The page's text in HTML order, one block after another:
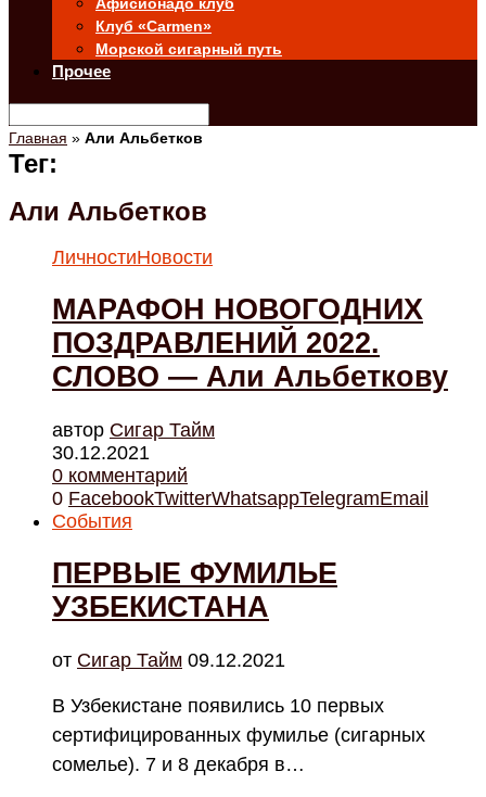
Клуб «Carmen»
Морской сигарный путь
Прочее
Главная » Али Альбетков
Тег:
Али Альбетков
ЛичностиНовости
МАРАФОН НОВОГОДНИХ
ПОЗДРАВЛЕНИЙ 2022.
СЛОВО — Али Альбеткову
автор Cигар Тайм
30.12.2021
0 комментарий
0 FacebookTwitterWhatsappTelegramEmail
События
ПЕРВЫЕ ФУМИЛЬЕ
УЗБЕКИСТАНА
от Cигар Тайм 09.12.2021
В Узбекистане появились 10 первых
сертифицированных фумилье (сигарных
сомелье). 7 и 8 декабря в…